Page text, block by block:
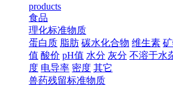
products
食品
理化标准物质
蛋白质 脂肪 碳水化合物 维生素
值 酸价 pH值 水分 灰分 不溶于水
度 电导率 密度 其它
兽药残留标准物质